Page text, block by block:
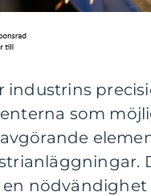
industrins
som